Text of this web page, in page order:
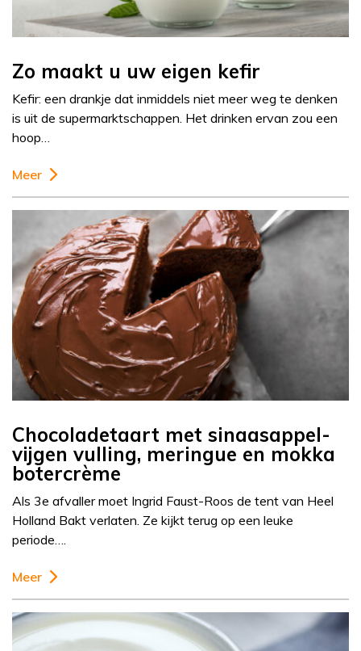
Zo maakt u uw eigen kefir
Kefir: een drankje dat inmiddels niet meer weg te denken
is uit de supermarktschappen. Het drinken ervan zou een
hoop…
Meer
Chocoladetaart met sinaasappel-
vijgen vulling, meringue en mokka
botercrème
Als 3e afvaller moet Ingrid Faust-Roos de tent van Heel
Holland Bakt verlaten. Ze kijkt terug op een leuke
periode….
Meer